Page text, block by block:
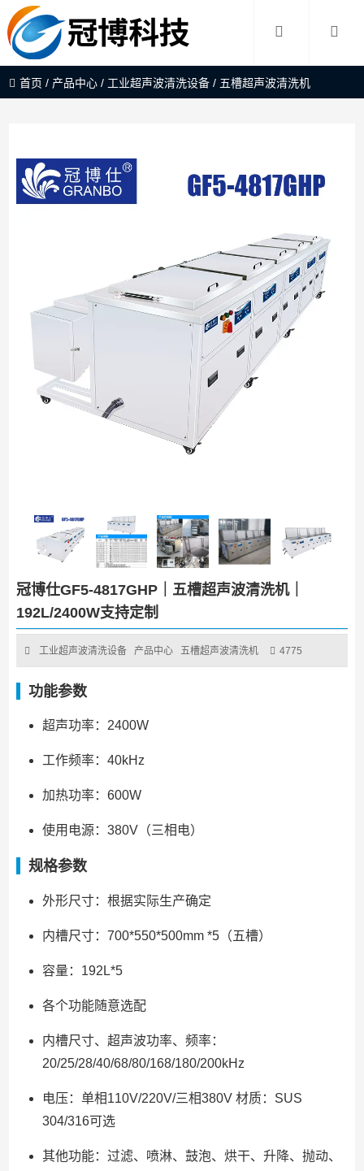
首页 / 产品中心 / 工业超声波清洗设备 / 五槽超声波清洗机
冠博仕GF5-4817GHP｜五槽超声波清洗机｜
192L/2400W支持定制
工业超声波清洗设备 产品中心 五槽超声波清洗机 4775
功能参数
超声功率：2400W
工作频率：40kHz
加热功率：600W
使用电源：380V（三相电）
规格参数
外形尺寸：根据实际生产确定
内槽尺寸：700*550*500mm *5（五槽）
容量：192L*5
各个功能随意选配
内槽尺寸、超声波功率、频率：
20/25/28/40/68/80/168/180/200kHz
电压：单相110V/220V/三相380V 材质：SUS
304/316可选
其他功能：过滤、喷淋、鼓泡、烘干、升降、抛动、